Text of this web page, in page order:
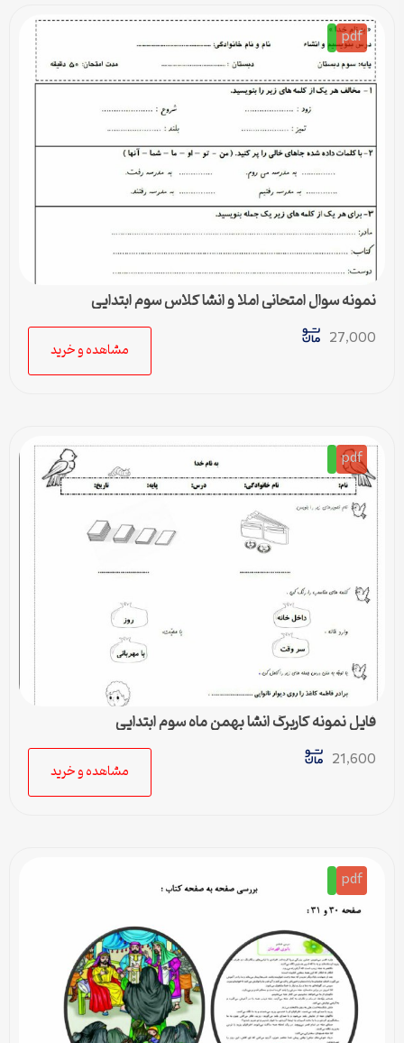
pdf
نمونه سوال امتحانی املا و انشا کلاس سوم ابتدایی
27,000
مشاهده و خرید
pdf
فایل نمونه کاربرگ انشا بهمن ماه سوم ابتدایی
21,600
مشاهده و خرید
pdf